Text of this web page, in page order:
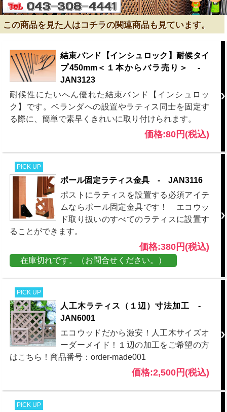
この商品を見た人はコチラの関連商品も見ています。
結束バンド【インシュロック】耐候タイ
プ450mm＜１本からバラ売り＞ -
JAN3123
耐候性にたいへん優れた結束バンド【インシュロッ
ク】です。ベランダへの設置やラティス同士を固定す
る際に、簡単で素早くきれいに取り付けられます。
価格:80円(税込)
PICK UP
ポール固定ラティス金具 - JAN3116
ポストにラティスを設置する必須アイテ
ムならポール固定金具です！ エコウッ
ド取り扱いのすべてのラティスに設置す
ることができます。
価格:380円(税込)
在庫切れです。（お問合せください。）
PICK UP
人工木ラティス（１辺）寸法加工 -
JAN6001
エコウッドだから激安！人工木サイズオ
ーダーメイド！１辺の加工をご希望の方
はこちら！商品番号：order-made001
価格:2,500円(税込)
PICK UP